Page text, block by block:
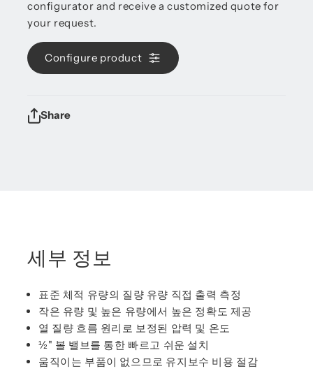
configurator and receive a customized quote for
your request.
Configure product
Share
세부 정보
표준 체적 유량의 질량 유량 직접 출력 측정
작은 유량 및 높은 유량에서 높은 정확도 제공
열 질량 흐름 원리로 보정된 압력 및 온도
½" 볼 밸브를 통한 빠르고 쉬운 설치
움직이는 부품이 없으므로 유지보수 비용 절감